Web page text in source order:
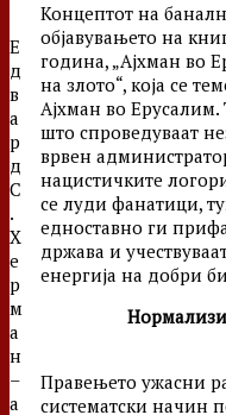
Е
д
в
а
р
д
С
.
Х
е
р
м
а
н
–
а
Концептот на
објавувањето на
година, „Ајхман во
на злото“, која се
Ајхман во Ерусалим.
што спроведуваат
врвен
нацистичките
се луди фанатици,
едноставно ги
држава и
енергија на добри
Правењето ужасни
систематски начин